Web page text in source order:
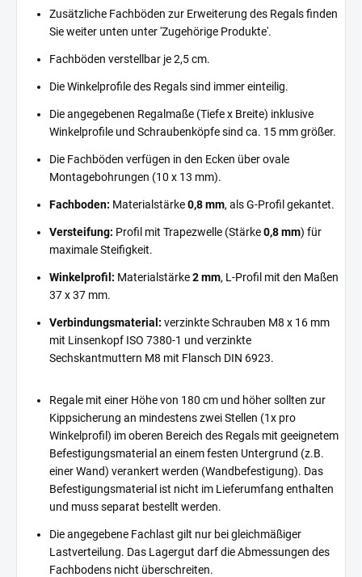
Zusätzliche Fachböden zur Erweiterung des Regals finden
Sie weiter unten unter 'Zugehörige Produkte'.
Fachböden verstellbar je 2,5 cm.
Die Winkelprofile des Regals sind immer einteilig.
Die angegebenen Regalmaße (Tiefe x Breite) inklusive
Winkelprofile und Schraubenköpfe sind ca. 15 mm größer.
Die Fachböden verfügen in den Ecken über ovale
Montagebohrungen (10 x 13 mm).
Fachboden: Materialstärke0,8 mm, als G-Profil gekantet.
Versteifung: Profil mit Trapezwelle (Stärke0,8 mm) für
maximale Steifigkeit.
Winkelprofil: Materialstärke2 mm, L-Profil mit den Maßen
37 x 37 mm.
Verbindungsmaterial: verzinkte Schrauben M8 x 16 mm
mit Linsenkopf ISO 7380-1 und verzinkte
Sechskantmuttern M8 mit Flansch DIN 6923.
Regale mit einer Höhe von 180 cm und höher sollten zur
Kippsicherung an mindestens zwei Stellen (1x pro
Winkelprofil) im oberen Bereich des Regals mit geeignetem
Befestigungsmaterial an einem festen Untergrund (z.B.
einer Wand) verankert werden (Wandbefestigung). Das
Befestigungsmaterial ist nicht im Lieferumfang enthalten
und muss separat bestellt werden.
Die angegebene Fachlast gilt nur bei gleichmäßiger
Lastverteilung. Das Lagergut darf die Abmessungen des
Fachbodens nicht überschreiten.